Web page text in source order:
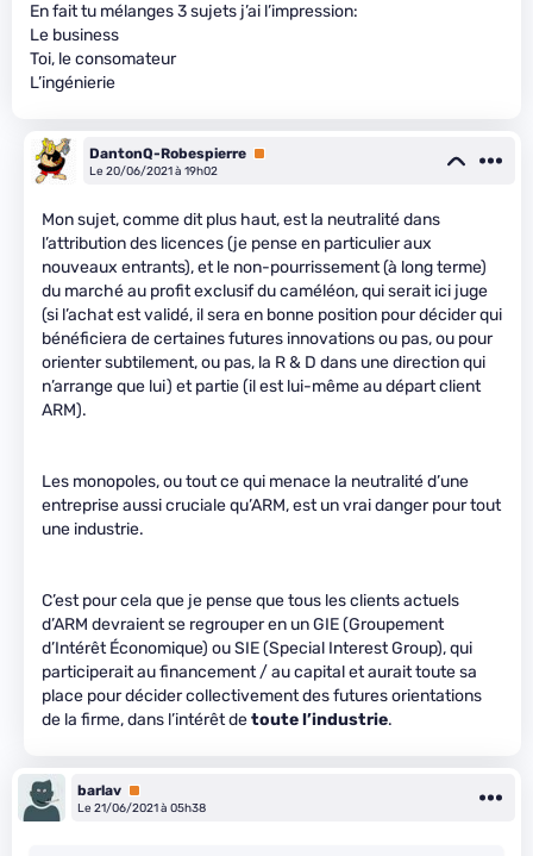
En fait tu mélanges 3 sujets j’ai l’impression:
Le business
Toi, le consomateur
L’ingénierie
DantonQ-Robespierre Premium
Le 20/06/2021 à 19h02
Mon sujet, comme dit plus haut, est la neutralité dans
l’attribution des licences (je pense en particulier aux
nouveaux entrants), et le non-pourrissement (à long terme)
du marché au profit exclusif du caméléon, qui serait ici juge
(si l’achat est validé, il sera en bonne position pour décider qui
bénéficiera de certaines futures innovations ou pas, ou pour
orienter subtilement, ou pas, la R & D dans une direction qui
n’arrange que lui) et partie (il est lui-même au départ client
ARM).
Les monopoles, ou tout ce qui menace la neutralité d’une
entreprise aussi cruciale qu’ARM, est un vrai danger pour tout
une industrie.
C’est pour cela que je pense que tous les clients actuels
d’ARM devraient se regrouper en un GIE (Groupement
d’Intérêt Économique) ou SIE (Special Interest Group), qui
participerait au financement / au capital et aurait toute sa
place pour décider collectivement des futures orientations
de la firme, dans l’intérêt detoute l’industrie.
barlav Premium
Le 21/06/2021 à 05h38